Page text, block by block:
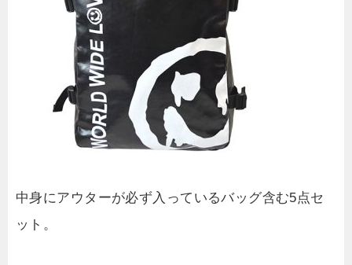
中身にアウターが必ず入っているバッグ含む5点セ
ット。